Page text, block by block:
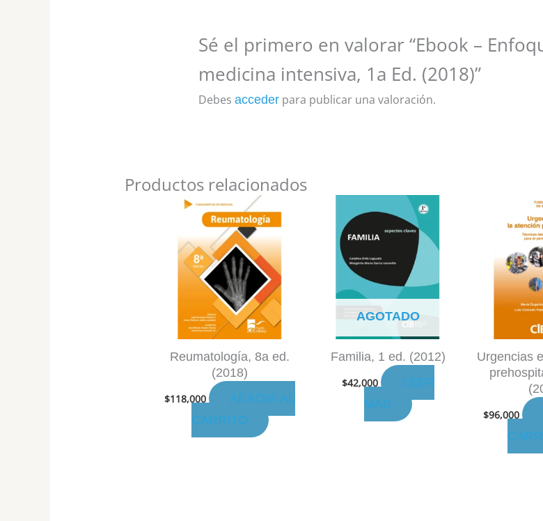
Sé el primero en valorar “Ebook –
medicina intensiva, 1a Ed. (2018)”
Debesacceder para publicar una valoración.
Productos relacionados
Reumatología, 8a ed.
(2018)
$118,000
AÑADIR AL
CARRITO
AGOTADO
Familia, 1 ed. (2012)
$42,000
LEER
MÁS
Urgencias
$96,000